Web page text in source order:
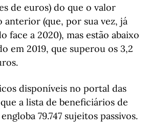
de euros) do que o valor
anterior (que, por sua vez, já
face a 2020), mas estão abaixo
em 2019, que superou os 3,2
disponíveis no portal das
a lista de beneficiários de
79.747 sujeitos passivos.